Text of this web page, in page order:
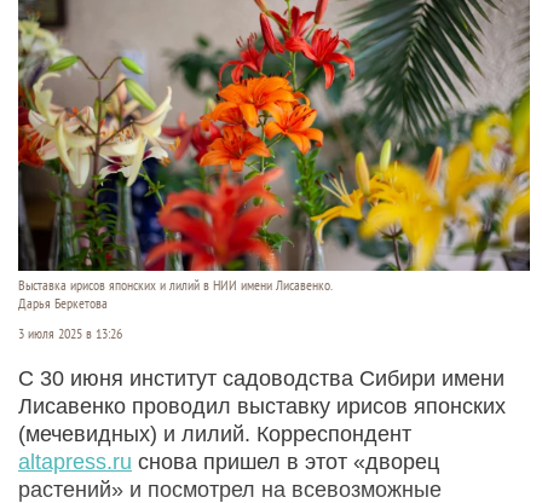
Выставка ирисов японских и лилий в НИИ имени Лисавенко.
Дарья Беркетова
3 июля 2025 в 13:26
С 30 июня институт садоводства Сибири имени
Лисавенко проводил выставку ирисов японских
(мечевидных) и лилий. Корреспондент
altapress.ru снова пришел в этот «дворец
растений» и посмотрел на всевозможные